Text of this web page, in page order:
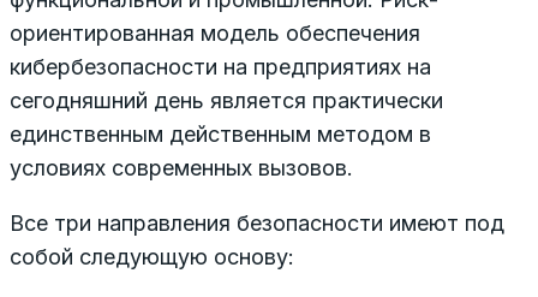
ориентированная модель обеспечения
кибербезопасности на предприятиях на
сегодняшний день является практически
единственным действенным методом в
условиях современных вызовов.
Все три направления безопасности имеют под
собой следующую основу: